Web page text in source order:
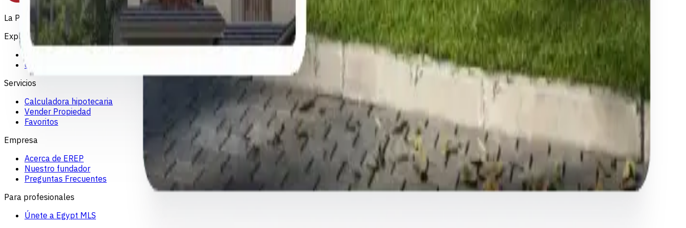
La Plataforma Oficial de Bienes Raices de Egipto. Encuentre propiedades verificadas en todo Egipto en The Official Egyptian Real Estate Platform
Explorar
Comparar Propiedades
Servicios
Calculadora hipotecaria
Vender Propiedad
Favoritos
Empresa
Acerca de EREP
Nuestro fundador
Preguntas Frecuentes
Para profesionales
Únete a Egypt MLS